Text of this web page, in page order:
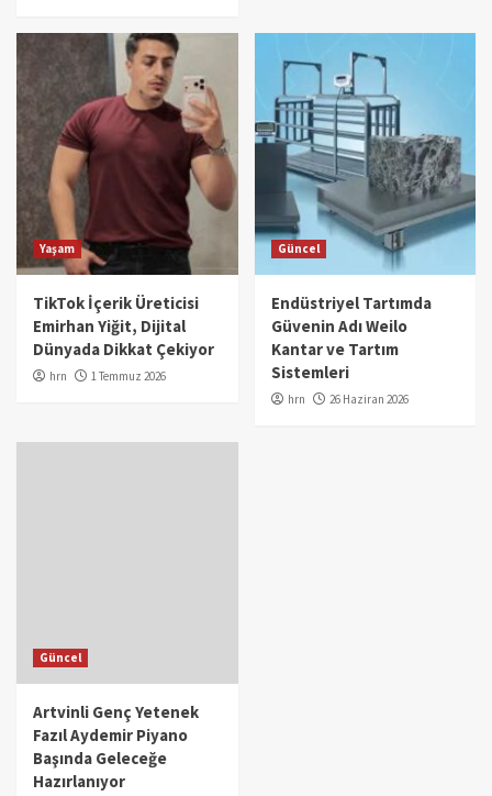
Yaşam
TikTok İçerik Üreticisi
Emirhan Yiğit, Dijital
Dünyada Dikkat Çekiyor
hrn 1 Temmuz 2026
Güncel
Endüstriyel Tartımda
Güvenin Adı Weilo
Kantar ve Tartım
Sistemleri
hrn 26 Haziran 2026
Güncel
Artvinli Genç Yetenek
Fazıl Aydemir Piyano
Başında Geleceğe
Hazırlanıyor